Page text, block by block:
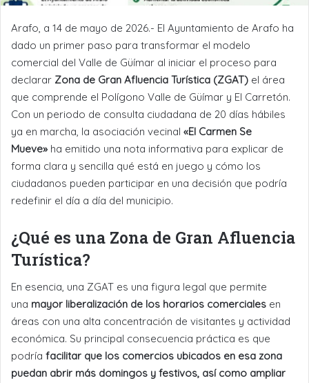
Arafo, a 14 de mayo de 2026.- El Ayuntamiento de Arafo ha
dado un primer paso para transformar el modelo
comercial del Valle de Güímar al iniciar el proceso para
declarar Zona de Gran Afluencia Turística (ZGAT) el área
que comprende el Polígono Valle de Güímar y El Carretón.
Con un periodo de consulta ciudadana de 20 días hábiles
ya en marcha, la asociación vecinal «El Carmen Se
Mueve» ha emitido una nota informativa para explicar de
forma clara y sencilla qué está en juego y cómo los
ciudadanos pueden participar en una decisión que podría
redefinir el día a día del municipio.
¿Qué es una Zona de Gran Afluencia
Turística?
En esencia, una ZGAT es una figura legal que permite
una mayor liberalización de los horarios comerciales en
áreas con una alta concentración de visitantes y actividad
económica. Su principal consecuencia práctica es que
podría facilitar que los comercios ubicados en esa zona
puedan abrir más domingos y festivos, así como ampliar